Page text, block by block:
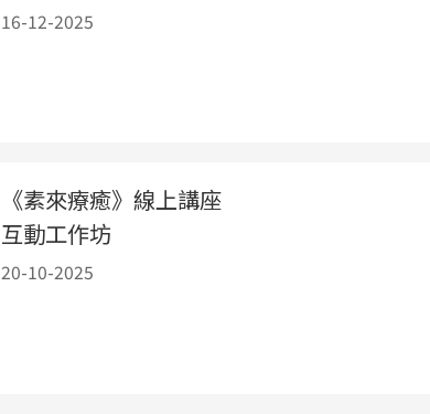
16-12-2025
《素來療癒》線上講座
互動工作坊
20-10-2025